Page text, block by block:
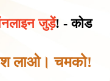
जुड़ें! - कोड
लाओ। चमको!